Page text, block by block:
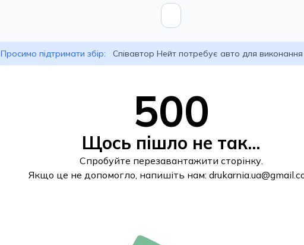
Просимо підтримати збір: Співавтор Нейт потребує авто для
500
Щось пішло не так...
Спробуйте перезавантажити сторінку.
Якщо це не допомогло, напишіть нам: